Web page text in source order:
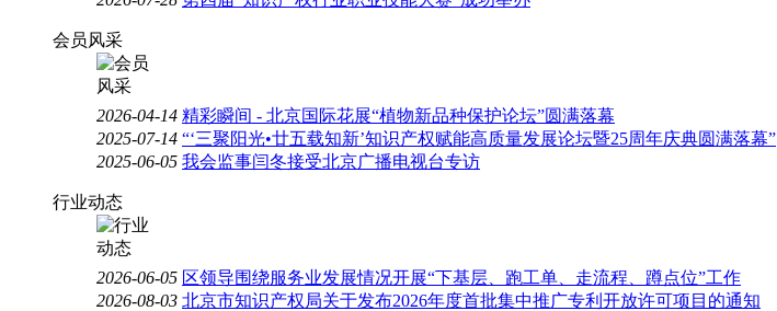
会员风采
2026-04-14 精彩瞬间 - 北京国际花展“植物新品种保护论坛”圆满落幕
2025-07-14 “‘三聚阳光•廿五载知新’知识产权赋能高质量发展论坛暨25周年庆典圆满落幕”
2025-06-05 我会监事闫冬接受北京广播电视台专访
行业动态
2026-06-05 区领导围绕服务业发展情况开展“下基层、跑工单、走流程、蹲点位”工作
2026-08-03 北京市知识产权局关于发布2026年度首批集中推广专利开放许可项目的通知